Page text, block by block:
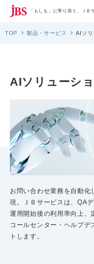
「もしも」に寄り添う、ＪＢ
TOP 製品・サービス AIソリ
AIソリューシ
お問い合わせ業務を自動化
現。ＪＢサービスは、QA
運用開始後の利用率向上、
コールセンター・ヘルプ
トします。